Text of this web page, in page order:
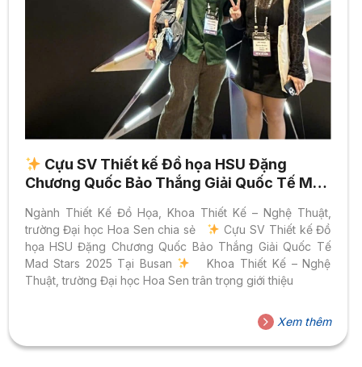
Cựu SV Thiết kế Đồ họa HSU Đặng
Chương Quốc Bảo Thắng Giải Quốc Tế Mad
Ngành Thiết Kế Đồ Họa, Khoa Thiết Kế – Nghệ Thuật,
trường Đại học Hoa Sen chia sẻ
Cựu SV Thiết kế Đồ
họa HSU Đặng Chương Quốc Bảo Thắng Giải Quốc Tế
Mad Stars 2025 Tại Busan
Khoa Thiết Kế – Nghệ
Thuật, trường Đại học Hoa Sen trân trọng giới thiệu
Xem thêm